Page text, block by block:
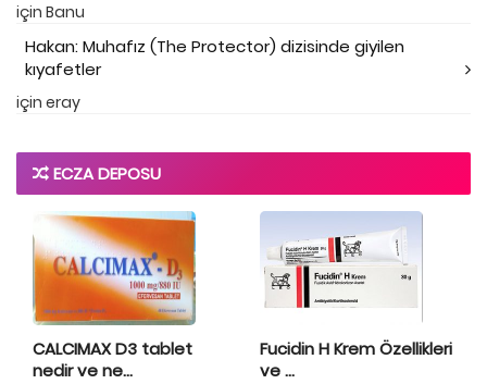
için Banu
Hakan: Muhafız (The Protector) dizisinde giyilen
kıyafetler
için eray
ECZA DEPOSU
CALCIMAX D3 tablet
nedir ve ne...
Fucidin H Krem Özellikleri
ve ...